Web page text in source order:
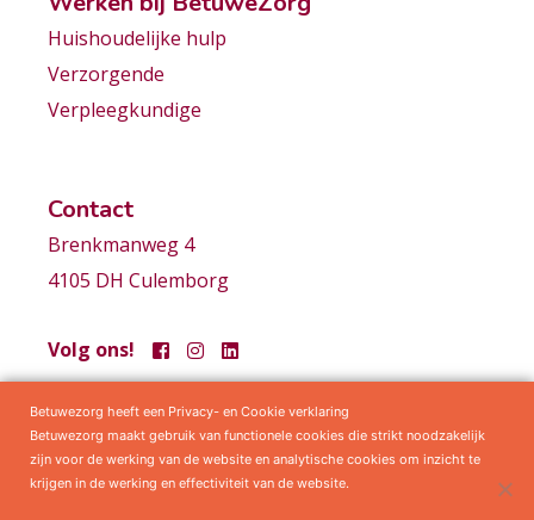
Huishoudelijke hulp
Verzorgende
Verpleegkundige
Contact
Brenkmanweg 4
4105 DH Culemborg
Volg ons!
Samenwerkingen Privacy statement Algemene voorwaarden
Betuwezorg heeft een Privacy- en Cookie verklaring
Betuwezorg maakt gebruik van functionele cookies die strikt noodzakelijk
zijn voor de werking van de website en analytische cookies om inzicht te
krijgen in de werking en effectiviteit van de website.